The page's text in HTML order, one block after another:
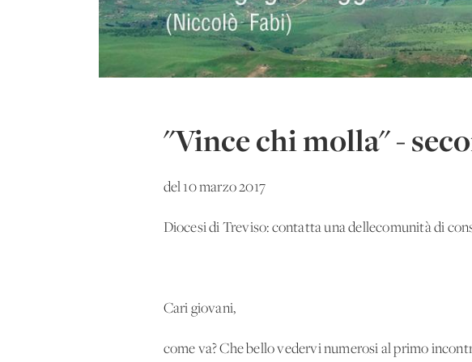
"Vince chi molla" -
del 10 marzo 2017
Diocesi di Treviso: contatta una dellecomunità di
Cari giovani,
come va? Che bello vedervi numerosi al primo